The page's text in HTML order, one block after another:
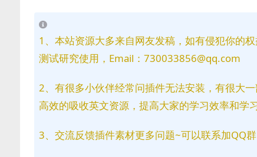
1、本站资源大多来自网友发稿，如有侵犯你的
测试研究使用，Email：730033856@qq.com
2、有很多小伙伴经常问插件无法安装，有很大
高效的吸收英文资源，提高大家的学习效率和学习
3、交流反馈插件素材更多问题~可以联系加QQ